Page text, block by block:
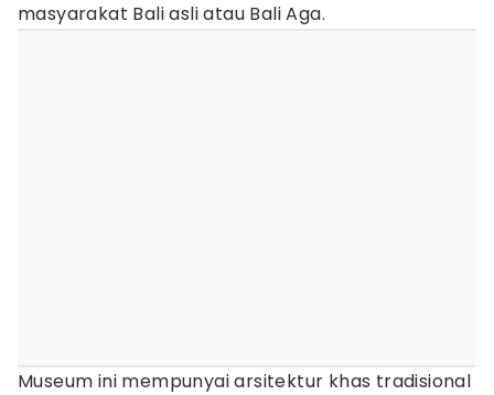
masyarakat Bali asli atau Bali Aga.
Museum ini mempunyai arsitektur khas tradisional